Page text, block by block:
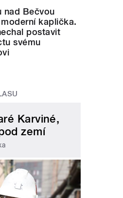
nad Bečvou
kaplička.
postavit
svému
Karviné,
zemí